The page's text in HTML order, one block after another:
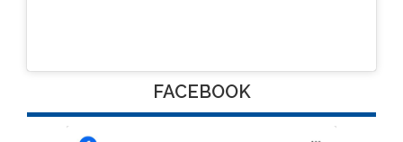
FACEBOOK